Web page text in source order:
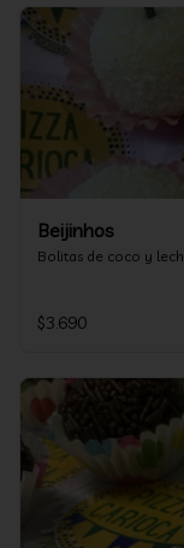
Beijinhos
Bolitas de coco y
$3.690